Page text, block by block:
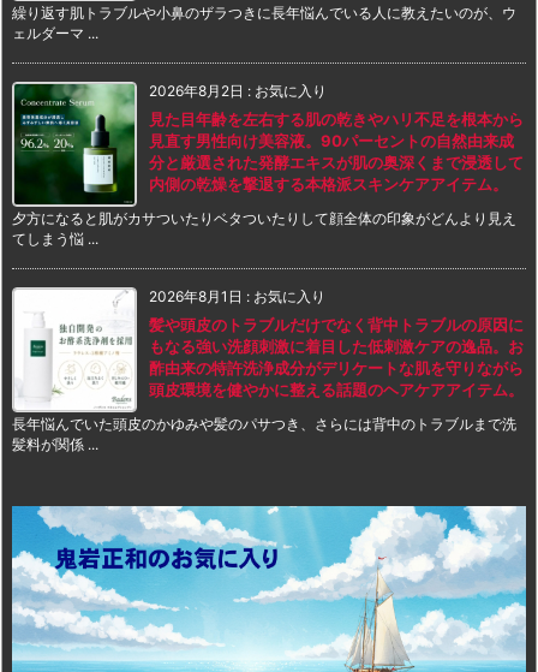
繰り返す肌トラブルや小鼻のザラつきに長年悩んでいる人に教えたいのが、ウ
ェルダーマ ...
2026年8月2日 : お気に入り
見た目年齢を左右する肌の乾きやハリ不足を根本から
見直す男性向け美容液。90パーセントの自然由来成
分と厳選された発酵エキスが肌の奥深くまで浸透して
内側の乾燥を撃退する本格派スキンケアアイテム。
夕方になると肌がカサついたりベタついたりして顔全体の印象がどんより見え
てしまう悩 ...
2026年8月1日 : お気に入り
髪や頭皮のトラブルだけでなく背中トラブルの原因に
もなる強い洗顔刺激に着目した低刺激ケアの逸品。お
酢由来の特許洗浄成分がデリケートな肌を守りながら
頭皮環境を健やかに整える話題のヘアケアアイテム。
長年悩んでいた頭皮のかゆみや髪のパサつき、さらには背中のトラブルまで洗
髪料が関係 ...